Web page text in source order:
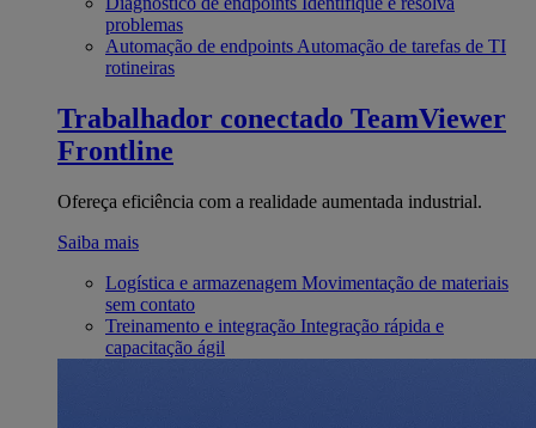
problemas
Automação de endpoints Automação de tarefas de TI
rotineiras
Trabalhador conectado TeamViewer
Frontline
Ofereça eficiência com a realidade aumentada industrial.
Saiba mais
Logística e armazenagem Movimentação de materiais
sem contato
Treinamento e integração Integração rápida e
capacitação ágil